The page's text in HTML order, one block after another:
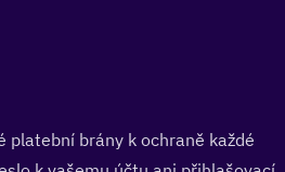
platební brány k ochraně každé